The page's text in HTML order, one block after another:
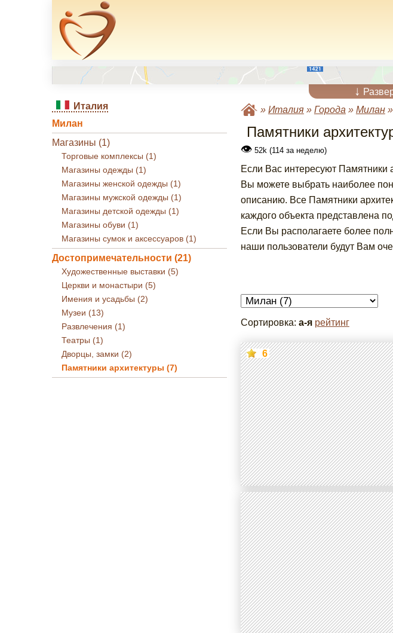
↓
Италия
Милан
Магазины (1)
Торговые комплексы (1)
Магазины одежды (1)
Магазины женской одежды (1)
Магазины мужской одежды (1)
Магазины детской одежды (1)
Магазины обуви (1)
Магазины сумок и аксессуаров (1)
Достопримечательности (21)
Художественные выставки (5)
Церкви и монастыри (5)
Имения и усадьбы (2)
Музеи (13)
Развлечения (1)
Театры (1)
Дворцы, замки (2)
Памятники архитектуры (7)
» Италия» Города » Милан
Памятники
👁52k (114 за неделю)
Если Вас интересуют
Вы можете выбрать наиболее
описанию. Все Памятники
каждого объекта представлена
Если Вы располагаете более
наши пользователи будут Вам
Сортировка: а-я рейтинг
6